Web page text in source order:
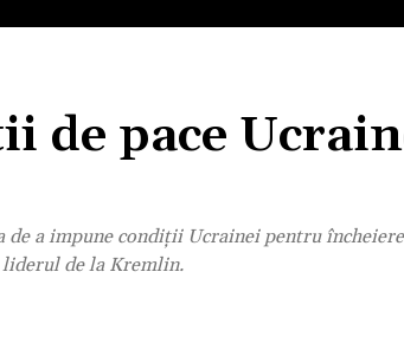
de pace
a impune condiții Ucrainei pentru
de la Kremlin.